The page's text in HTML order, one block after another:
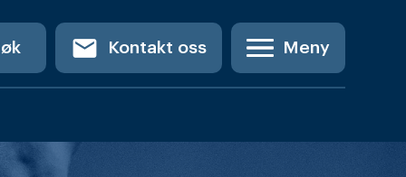
email Kontakt oss Meny